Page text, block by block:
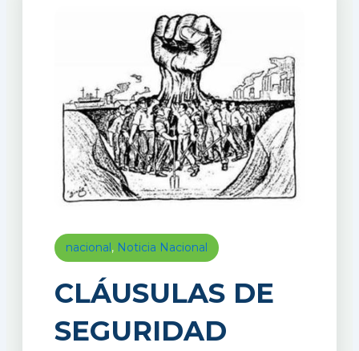
nacional , Noticia Nacional
CLÁUSULAS DE
SEGURIDAD